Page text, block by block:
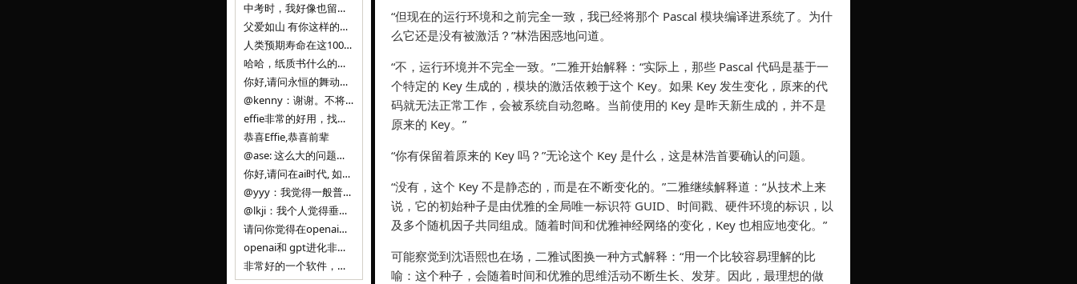
中考时，我好像也留言过的，可乐好像和我们考得差不多。 一晃三年，我们江苏24年，物化生612分，女孩。 其实高考只是长跑的
父爱如山 有你这样的父亲做后盾，可乐未来的路一定会走得踏实又精彩
人类预期寿命在这100年，每2-3年增长一岁，到你们这一代大概率能到100岁，46岁还是正当年,可能不是八九点中的太阳了，但还是1
哈哈，纸质书什么的目前没有打算和计划，微信读书我不太熟悉，研究看看。目前，我只发在自己博客和起点上。关于小说内容方面，谢谢你的建议
你好,请问永恒的舞动什么时候可以出版纸质书,或者登陆微信读书.另外小说内容能不能更大气一些,不要只是局限于与一对男女的爱情和ai安
@kenny：谢谢。不将GIF显示为动图，主要是考虑到Effie本身的“极简、无干扰”的设计哲学，动图无疑是“干扰”之一。
effie非常的好用，找了很多年，终于找到这款，已经推荐给身边不少朋友使用和付费。有个小建议，文档里面是否可以增加gif的动图显示
恭喜Effie,恭喜前辈
@ase: 这么大的问题，我觉得我并没有答案。又或者说，每个人（公司）有自己的答案。
你好,请问在ai时代, 如何做软件. 是像以前那样,先构建软件的功能界面和服务,比如Office,嘀嘀打车,airbnb那样的界面
@yyy：我觉得一般普通人（非技术类以及非AI专业领域的人）会接触到的大语言模型肯定是大厂的超级模型。开源模型以后会更多被用在垂直
@lkji：我个人觉得垂直模型会自成一条发展线路的。AI 落地实际应用，一定还是垂直领域会更多。只是，垂直领域每个领域都不大，所以
请问你觉得在openai大语言模型一日千里的情况下，人们还需要去了解学习理解使用开源模型吗，还是说只需要使用openai的大语言模
openai和 gpt进化非常快， 还有垂直模型的机会吗
非常好的一个软件，恭喜。
“但现在的运行环境和之前完全一致，我已经将那个 Pascal 模块编译进系统了。为什
么它还是没有被激活？”林浩困惑地问道。
“不，运行环境并不完全一致。”二雅开始解释：“实际上，那些 Pascal 代码是基于一
个特定的 Key 生成的，模块的激活依赖于这个 Key。如果 Key 发生变化，原来的代
码就无法正常工作，会被系统自动忽略。当前使用的 Key 是昨天新生成的，并不是
原来的 Key。”
“你有保留着原来的 Key 吗？”无论这个 Key 是什么，这是林浩首要确认的问题。
“没有，这个 Key 不是静态的，而是在不断变化的。”二雅继续解释道：“从技术上来
说，它的初始种子是由优雅的全局唯一标识符 GUID、时间戳、硬件环境的标识，以
及多个随机因子共同组成。随着时间和优雅神经网络的变化，Key 也相应地变化。”
可能察觉到沈语熙也在场，二雅试图换一种方式解释：“用一个比较容易理解的比
喻：这个种子，会随着时间和优雅的思维活动不断生长、发芽。因此，最理想的做